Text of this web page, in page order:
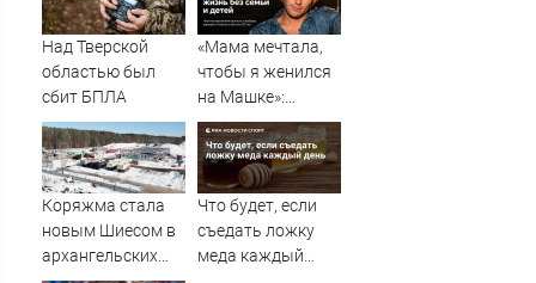
Над Тверской
областью был
сбит БПЛА
«Мама мечтала,
чтобы я женился
на Машке»:
почему Максим
Аверин к 50 годам
остался без
официального
Коряжма стала
новым Шиесом в
архангельских
Что будет, если
съедать ложку
меда каждый